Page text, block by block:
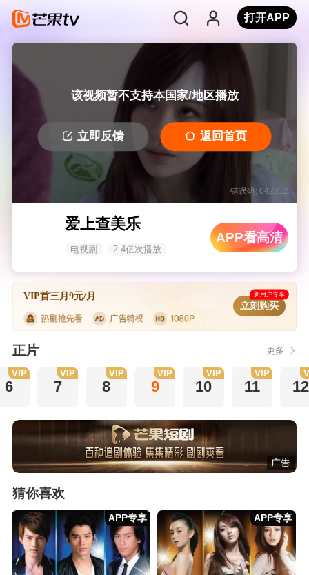
打开APP
该视频暂不支持本国家/地区播放
立即反馈 返回首页
错误码: 042312
爱上查美乐
电视剧 2.4亿次播放
APP看高清
VIP首三月9元/月 新用户专享
立刻购买
正片 更多
6
VIP
7
VIP
8
VIP
9
VIP
10
VIP
11
VIP
12
广告
猜你喜欢
APP专享 APP专享